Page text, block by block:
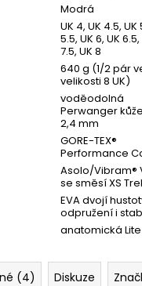
Modrá
UK 4, UK 4.5, UK
5.5, UK 6, UK 6.5,
7.5, UK 8
640 g (1/2 pár
velikosti 8 UK)
voděodolná
Perwanger
2,4 mm
GORE-TEX®
Performance
Asolo/Vibram®
se směsí XS
EVA dvojí
odpružení i
anatomická
(4) Diskuze